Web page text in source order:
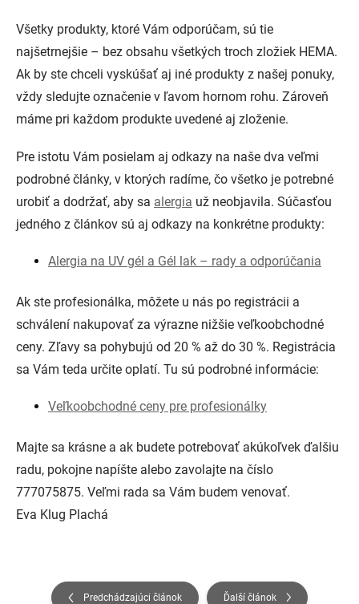
Všetky produkty, ktoré Vám odporúčam, sú tie
najšetrnejšie – bez obsahu všetkých troch zložiek HEMA.
Ak by ste chceli vyskúšať aj iné produkty z našej ponuky,
vždy sledujte označenie v ľavom hornom rohu. Zároveň
máme pri každom produkte uvedené aj zloženie.
Pre istotu Vám posielam aj odkazy na naše dva veľmi
podrobné články, v ktorých radíme, čo všetko je potrebné
urobiť a dodržať, aby sa alergia už neobjavila. Súčasťou
jedného z článkov sú aj odkazy na konkrétne produkty:
Alergia na UV gél a Gél lak – rady a odporúčania
Ak ste profesionálka, môžete u nás po registrácii a
schválení nakupovať za výrazne nižšie veľkoobchodné
ceny. Zľavy sa pohybujú od 20 % až do 30 %. Registrácia
sa Vám teda určite oplatí. Tu sú podrobné informácie:
Veľkoobchodné ceny pre profesionálky
Majte sa krásne a ak budete potrebovať akúkoľvek ďalšiu
radu, pokojne napíšte alebo zavolajte na číslo
777075875. Veľmi rada sa Vám budem venovať.
Eva Klug Plachá
Predchádzajúci článok Ďalší článok